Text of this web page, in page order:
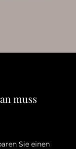
muss
Sie einen